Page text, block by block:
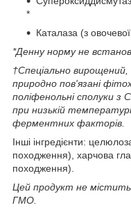
*
Каталаза (з
*Денну норму не
†Спеціально
природно пов'язані
поліфенольні сполуки
при низькій
ферментних факторів.
Інші інгредієнти:
походження), харчова
походження).
Цей продукт не
ГМО.